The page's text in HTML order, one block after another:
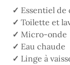
✓ Essentiel de
✓ Toilette et
✓ Micro-onde
✓ Eau chaude
✓ Linge à